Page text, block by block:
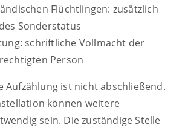
Flüchtlingen: zusätzlich
Sonderstatus
schriftliche Vollmacht der
Person
Aufzählung ist nicht abschließend.
können weitere
sein. Die zuständige Stelle